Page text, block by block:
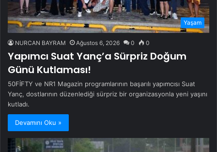
Yaşam
NURCAN BAYRAM Ağustos 6, 2026 0 0
Yapımcı Suat Yanç’a Sürpriz Doğum
Günü Kutlaması!
50FİFTY ve NR1 Magazin programlarının başarılı yapımcısı Suat
Yanç, dostlarının düzenlediği sürpriz bir organizasyonla yeni yaşını
kutladı.
Devamını Oku »